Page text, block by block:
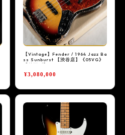
【Vintage】Fender / 1964 Jazz Ba
ss Sunburst 【渋谷店】《05VG》
【値下げ】
¥3,080,000